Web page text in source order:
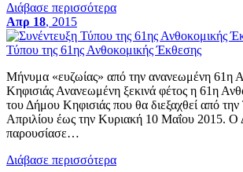
Διάβασε περισσότερα
Απρ 18, 2015
Τύπου της 61ης Ανθοκομικής Έκθεσης
Μήνυμα «ευζωίας» από την ανανεωμένη 61η
Κηφισιάς Ανανεωμένη ξεκινά φέτος η 61η
του Δήμου Κηφισιάς που θα διεξαχθεί από την
Απριλίου έως την Κυριακή 10 Μαΐου 2015. Ο
παρουσίασε…
Διάβασε περισσότερα